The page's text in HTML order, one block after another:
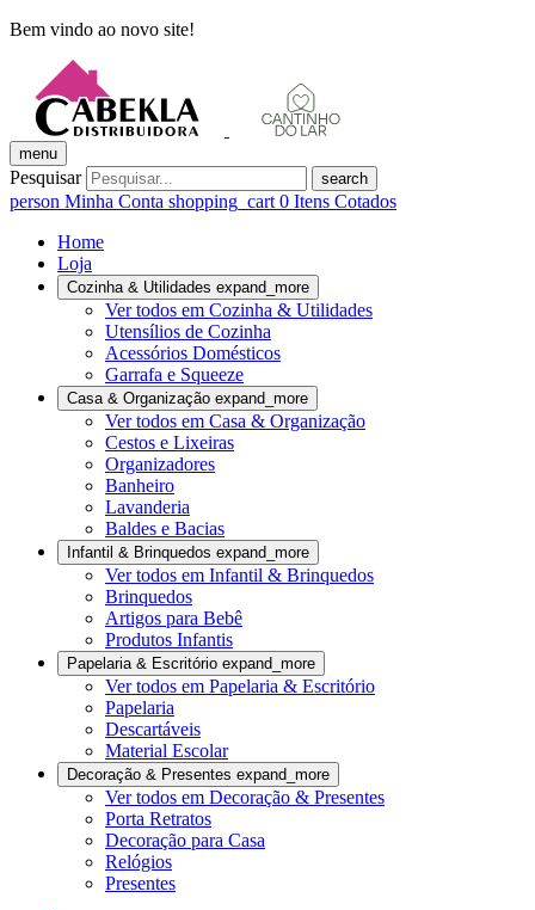
Bem vindo ao novo site!
menu
Pesquisar search
person Minha Conta shopping_cart 0 Itens Cotados
Home
Loja
Cozinha & Utilidades expand_more
Ver todos em Cozinha & Utilidades
Utensílios de Cozinha
Acessórios Domésticos
Garrafa e Squeeze
Casa & Organização expand_more
Ver todos em Casa & Organização
Cestos e Lixeiras
Organizadores
Banheiro
Lavanderia
Baldes e Bacias
Infantil & Brinquedos expand_more
Ver todos em Infantil & Brinquedos
Brinquedos
Artigos para Bebê
Produtos Infantis
Papelaria & Escritório expand_more
Ver todos em Papelaria & Escritório
Papelaria
Descartáveis
Material Escolar
Decoração & Presentes expand_more
Ver todos em Decoração & Presentes
Porta Retratos
Decoração para Casa
Relógios
Presentes